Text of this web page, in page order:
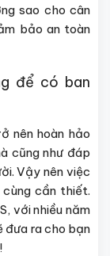
sao cho cân
bảo an toàn
để có ban
nên hoàn hảo
cũng như đáp
Vậy nên việc
cần thiết.
với nhiều năm
đưa ra cho bạn